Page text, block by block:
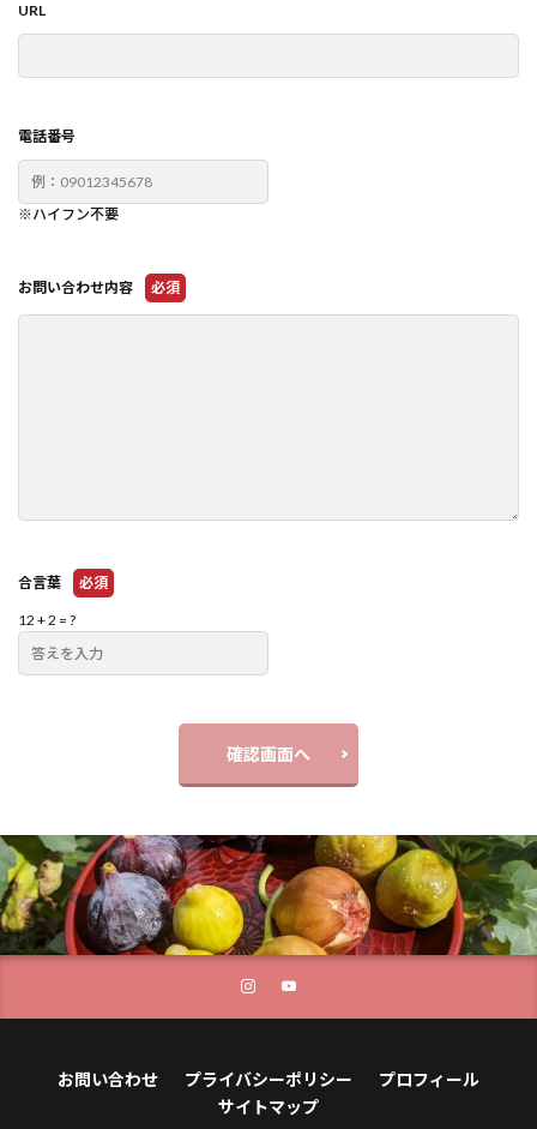
URL
電話番号
※ハイフン不要
お問い合わせ内容 必須
合言葉 必須
12 + 2 = ?
確認画面へ
お問い合わせ プライバシーポリシー
プロフィール
サイトマップ